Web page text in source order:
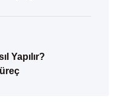
Yapılır?